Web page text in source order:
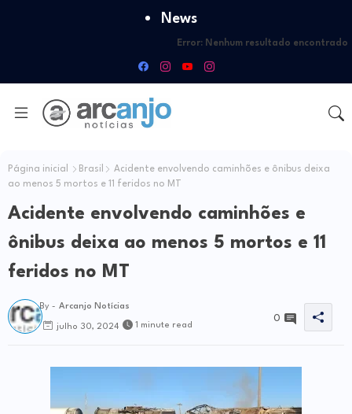
News
Error: Nenhum resultado encontrado
Página inicial Brasil
Acidente envolvendo caminhões e ônibus deixa
ao menos 5 mortos e 11 feridos no MT
Acidente envolvendo caminhões e
ônibus deixa ao menos 5 mortos e 11
feridos no MT
By - Arcanjo Notícias
julho 30, 2024 1 minute read
0